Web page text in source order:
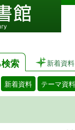
索 新着資料
新着資料 テーマ資料